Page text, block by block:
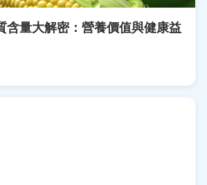
含量大解密：營養價值與健康益